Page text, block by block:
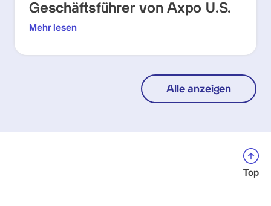
Geschäftsführer von Axpo U.S.
Mehr lesen
Alle anzeigen
Top